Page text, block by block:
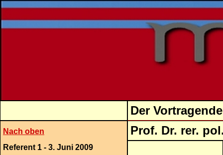
Der
Nach oben
Referent 1 - 3. Juni 2009
Prof.